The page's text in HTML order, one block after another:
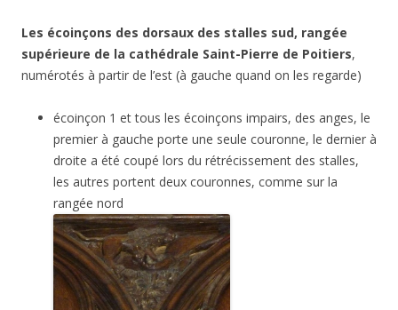
Les écoinçons des dorsaux des stalles sud, rangée
supérieure de la cathédrale Saint-Pierre de Poitiers,
numérotés à partir de l’est (à gauche quand on les regarde)
écoinçon 1 et tous les écoinçons impairs, des anges, le
premier à gauche porte une seule couronne, le dernier à
droite a été coupé lors du rétrécissement des stalles,
les autres portent deux couronnes, comme sur la
rangée nord